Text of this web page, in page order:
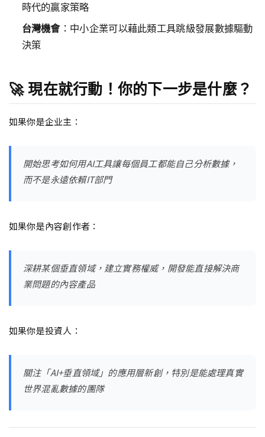
時代的贏家策略
台灣機會：中小企業可以藉此類工具跳級發展數據驅動
決策
🚀 現在就行動！你的下一步是什麼？
如果你是企业主：
開始思考如何用AI工具讓每個員工都能自己分析數據，
而不是永遠依賴IT部門
如果你是內容創作者：
深耕某個垂直領域，建立實務權威，開發能直接解決商
業問題的內容產品
如果你是投資人：
關注「AI+垂直領域」的應用層新創，特別是能處理真實
世界混亂數據的團隊